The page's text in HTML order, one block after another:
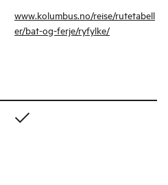
www.kolumbus.no/reise/rutetabell
er/bat-og-ferje/ryfylke/